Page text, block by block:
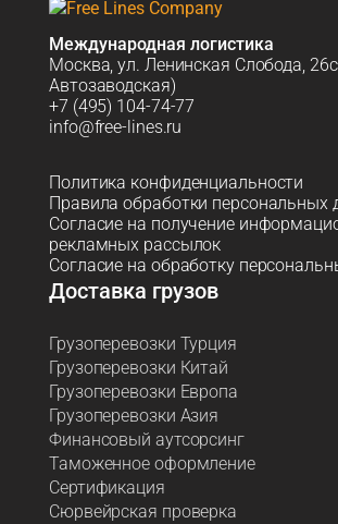
Международная логистика
Москва, ул. Ленинская Слобода,
Автозаводская)
+7 (495) 104-74-77
info@free-lines.ru
Политика конфиденциальности
Правила обработки персональных
Согласие на получение
рекламных рассылок
Согласие на обработку
Доставка грузов
Грузоперевозки Турция
Грузоперевозки Китай
Грузоперевозки Европа
Грузоперевозки Азия
Финансовый аутсорсинг
Таможенное оформление
Сертификация
Сюрвейрская проверка